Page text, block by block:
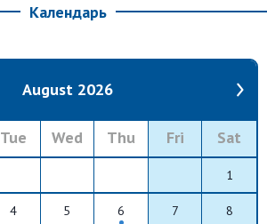
Календарь
August 2026
Tue Wed Thu Fri Sat
1
4 5 6 7 8